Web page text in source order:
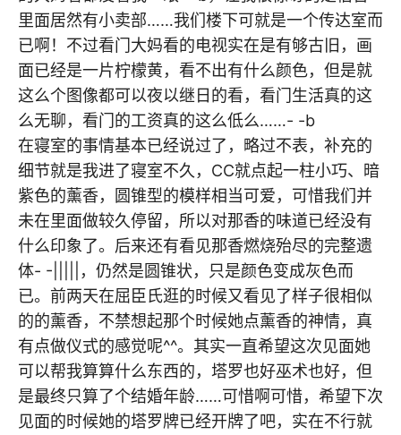
里面居然有小卖部……我们楼下可就是一个传达室而
已啊！不过看门大妈看的电视实在是有够古旧，画
面已经是一片柠檬黄，看不出有什么颜色，但是就
这么个图像都可以夜以继日的看，看门生活真的这
么无聊，看门的工资真的这么低么……- -b
在寝室的事情基本已经说过了，略过不表，补充的
细节就是我进了寝室不久，CC就点起一柱小巧、暗
紫色的薰香，圆锥型的模样相当可爱，可惜我们并
未在里面做较久停留，所以对那香的味道已经没有
什么印象了。后来还有看见那香燃烧殆尽的完整遗
体- -|||||，仍然是圆锥状，只是颜色变成灰色而
已。前两天在屈臣氏逛的时候又看见了样子很相似
的的薰香，不禁想起那个时候她点薰香的神情，真
有点做仪式的感觉呢^^。其实一直希望这次见面她
可以帮我算算什么东西的，塔罗也好巫术也好，但
是最终只算了个结婚年龄……可惜啊可惜，希望下次
见面的时候她的塔罗牌已经开牌了吧，实在不行就